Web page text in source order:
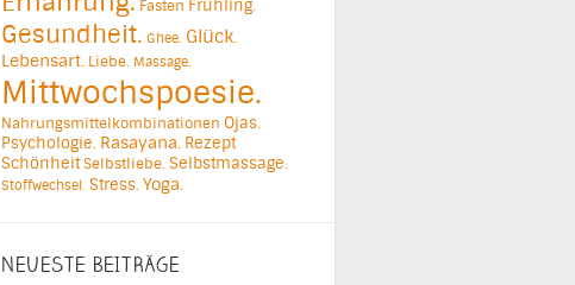
Fasten Frühling.
Gesundheit. Ghee. Glück.
Lebensart. Liebe. Massage.
Mittwochspoesie.
Nahrungsmittelkombinationen Ojas.
Psychologie. Rasayana. Rezept
SchönheitSelbstliebe. Selbstmassage.
Stoffwechsel. Stress.Yoga.
NEUESTE BEITRÄGE